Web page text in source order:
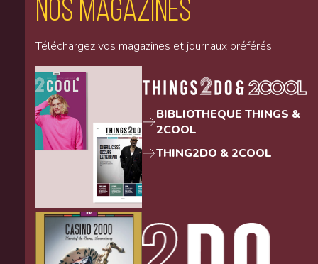
Nos magazines
Téléchargez vos magazines et journaux préférés.
BIBLIOTHEQUE THINGS &
2COOL
THING2DO & 2COOL